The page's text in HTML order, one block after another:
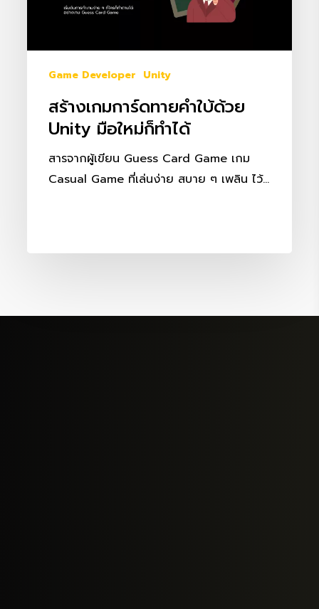
มือ
ทำได้
Game Developer Unity
สร้างเกมการ์ดทายคำใบ้ด้วย
Unity มือใหม่ก็ทำได้
สารจากผู้เขียน Guess Card Game เกม
Casual Game ที่เล่นง่าย สบาย ๆ เพลิน ไว้…